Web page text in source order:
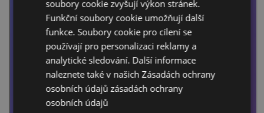
soubory cookie zvyšují výkon stránek.
Funkční soubory cookie umožňují další
funkce. Soubory cookie pro cílení se
používají pro personalizaci reklamy a
analytické sledování. Další informace
naleznete také v našich Zásadách ochrany
osobních údajůzásadách ochrany
osobních údajů